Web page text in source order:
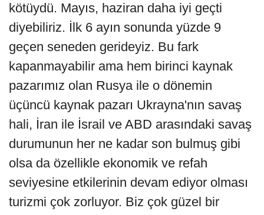
kötüydü. Mayıs, haziran daha iyi geçti
diyebiliriz. İlk 6 ayın sonunda yüzde 9
geçen seneden gerideyiz. Bu fark
kapanmayabilir ama hem birinci kaynak
pazarımız olan Rusya ile o dönemin
üçüncü kaynak pazarı Ukrayna'nın savaş
hali, İran ile İsrail ve ABD arasındaki savaş
durumunun her ne kadar son bulmuş gibi
olsa da özellikle ekonomik ve refah
seviyesine etkilerinin devam ediyor olması
turizmi çok zorluyor. Biz çok güzel bir